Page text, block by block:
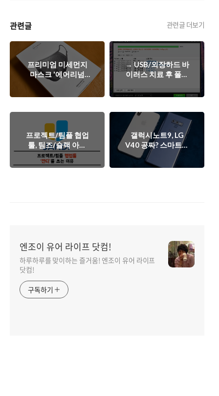
관련글 관련글 더보기
프리미엄 미세먼지
마스크 '에어리넘
(AIRINUM)' 리뷰 - 8
만원짜리 마스크의
→ USB/외장하드 바
이러스 치료 후 폴더
방법
프로젝트/팀플 협업
툴, 팀즈/슬랙 아닌
'잔디'를 쓰는 이유.
갤럭시노트9, LG
V40 공짜? 스마트폰
좌표 정보 쉽게 알아
내는 방법.
엔조이 유어 라이프 닷컴!
하루하루를 맞이하는 즐거움! 엔조이 유어 라이프
닷컴!
구독하기